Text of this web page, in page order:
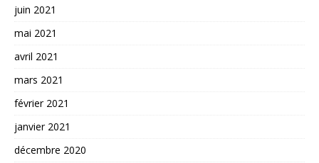
juin 2021
mai 2021
avril 2021
mars 2021
février 2021
janvier 2021
décembre 2020